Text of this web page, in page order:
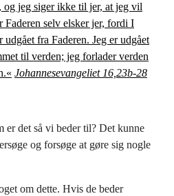
og jeg siger ikke til jer, at jeg vil
Faderen selv elsker jer, fordi I
fra Faderen. Jeg er udgået
til verden; jeg forlader verden
Johannesevangeliet 16,23b-28
er det så vi beder til? Det kunne
og forsøge at gøre sig nogle
om dette. Hvis de beder